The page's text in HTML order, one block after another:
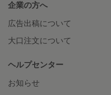
企業の方へ
広告出稿について
大口注文について
ヘルプセンター
お知らせ